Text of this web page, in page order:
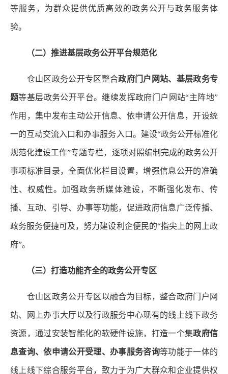
等服务，为群众提供优质高效的政务公开与政务服务体
验。
（二）推进基层政务公开平台规范化
仓山区政务公开专区整合政府门户网站、基层政务专
题等基层政务公开平台。继续发挥政府门户网站“主阵地”
作用，集中发布主动公开信息、依申请公开信息，开设统
一的互动交流入口和办事服务入口。建设“政务公开标准化
规范化建设工作”专题专栏，逐项对照编制完成的政务公开
事项标准目录，全面优化栏目设置，增强信息公开的准确
性、权威性。加强政务新媒体建设，不断强化发布、传
播、互动、引导、办事等功能，促进政府信息广泛传播、
政务服务便捷可及，努力建设利企便民的“指尖上的网上政
府”。
（三）打造功能齐全的政务公开专区
仓山区政务公开专区以融合为目标，整合政府门户网
站、网上办事大厅以及行政服务中心现有的线上线下政务
资源，通过安装智能化的软硬件设施，打造一个集政府信
息查询、依申请公开受理、办事服务咨询等功能于一体的
线上线下综合服务平台，致力于为广大群众和企业提供权